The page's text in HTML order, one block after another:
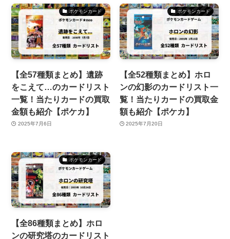
ポケモンカード
【全57種類まとめ】遺跡
をこえて…のカードリスト
一覧！当たりカードの買取
金額も紹介【ポケカ】
2025年7月6日
ポケモンカード
【全52種類まとめ】ホロ
ンの幻影のカードリスト一
覧！当たりカードの買取金
額も紹介【ポケカ】
2025年7月20日
ポケモンカード
【全86種類まとめ】ホロ
ンの研究塔のカードリスト